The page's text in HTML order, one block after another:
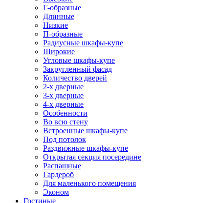
Г-образные
Длинные
Низкие
П-образные
Радиусные шкафы-купе
Широкие
Угловые шкафы-купе
Закругленный фасад
Количество дверей
2-х дверные
3-х дверные
4-х дверные
Особенности
Во всю стену
Встроенные шкафы-купе
Под потолок
Раздвижные шкафы-купе
Открытая секция посередине
Распашные
Гардероб
Для маленького помещения
Эконом
Гостиные